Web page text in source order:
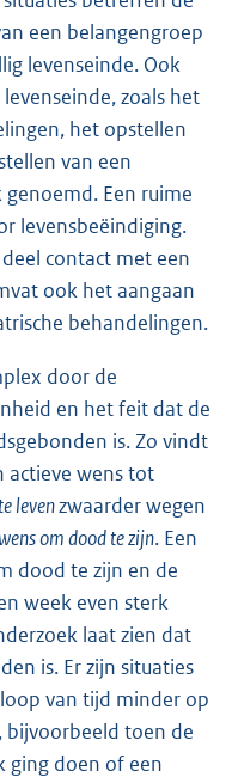
een belangengroep
levenseinde. Ook
zoals het
het opstellen
van een
Een ruime
levensbeëindiging.
contact met een
ook het aangaan
behandelingen.
door de
en het feit dat de
is. Zo vindt
actieve wens tot
levenzwaarder wegen
om dood te zijn. Een
dood te zijn en de
week even sterk
laat zien dat
is. Er zijn situaties
van tijd minder op
bijvoorbeeld toen de
ging doen of een